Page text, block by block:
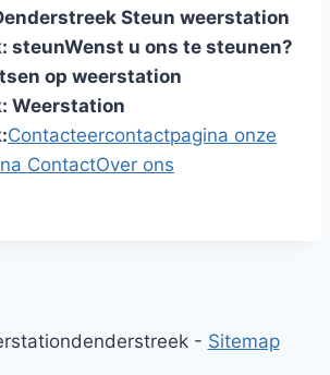
Steun weerstation
steunWenst u ons te steunen?
op weerstation
Weerstation
Contacteercontactpagina onze
ContactOver ons
- Sitemap